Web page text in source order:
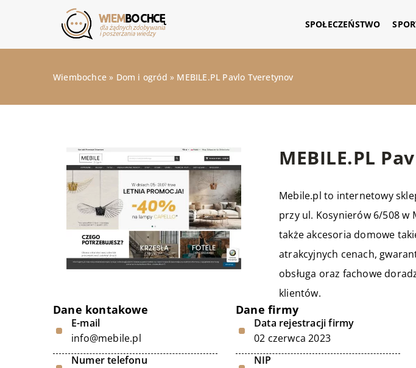
SPOŁECZEŃSTWO
Wiembochce » Dom i ogród » MEBILE.PL Pavlo Tveretynov
MEBILE.PL
Mebile.pl to internetowy
przy ul. Kosynierów 6/508 w
także akcesoria domowe
atrakcyjnych cenach,
obsługa oraz fachowe
klientów.
Dane kontakowe
E-mail
info@mebile.pl
Numer telefonu
Dane firmy
Data rejestracji firmy
02 czerwca 2023
NIP